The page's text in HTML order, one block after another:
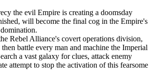
the evil Empire is creating a doomsday
will become the final cog in the Empire's
Rebel Alliance's covert operations division,
battle every man and machine the Imperial
a vast galaxy for clues, attack enemy
attempt to stop the activation of this fearsome